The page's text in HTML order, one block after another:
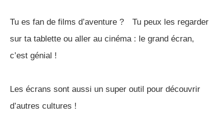
Tu es fan de films d’aventure ? Tu peux les regarder
sur ta tablette ou aller au cinéma : le grand écran,
c’est génial !
Les écrans sont aussi un super outil pour découvrir
d’autres cultures !